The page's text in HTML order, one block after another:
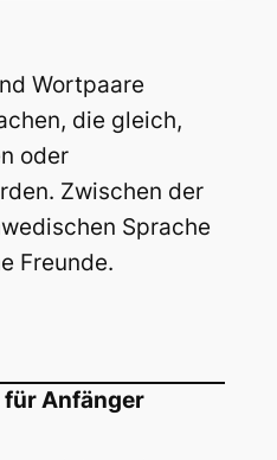
Wortpaare
die gleich,
oder
Zwischen der
Sprache
Freunde.
Anfänger